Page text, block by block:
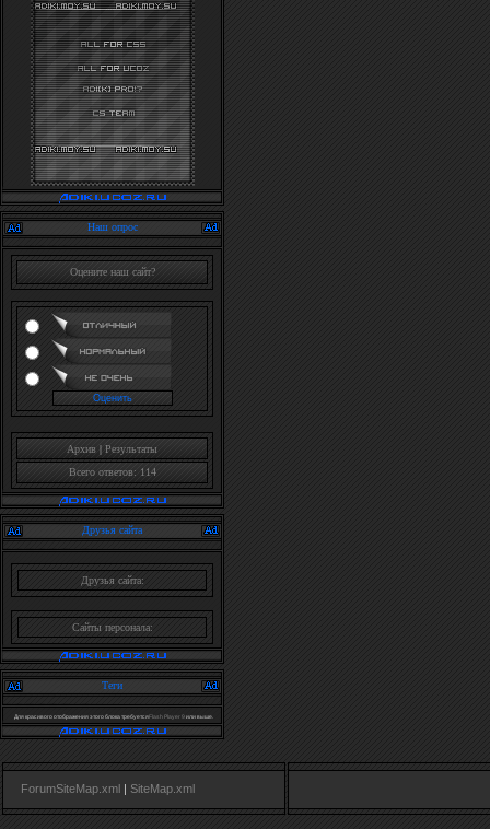
Наш опрос
Оцените наш сайт?
Архив | Результаты
Всего ответов: 114
Друзья сайта
Друзья сайта:
Сайты персонала:
Теги
Для красивого отображения этого блока требуетсяFlash Player 9или выше.
ForumSiteMap.xml | SiteMap.xml